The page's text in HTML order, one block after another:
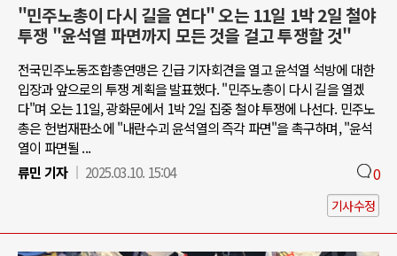
"민주노총이 다시 길을 연다" 오는 11일 1박 2일 철야
투쟁 "윤석열 파면까지 모든 것을 걸고 투쟁할 것"
전국민주노동조합총연맹은 긴급 기자회견을 열고 윤석열 석방에 대한
입장과 앞으로의 투쟁 계획을 발표했다. "민주노총이 다시 길을 열겠
다"며 오는 11일, 광화문에서 1박 2일 집중 철야 투쟁에 나선다. 민주노
총은 헌법재판소에 "내란수괴 윤석열의 즉각 파면"을 촉구하며, "윤석
열이 파면될 ...
류민 기자
2025.03.10. 15:04 0
기사수정